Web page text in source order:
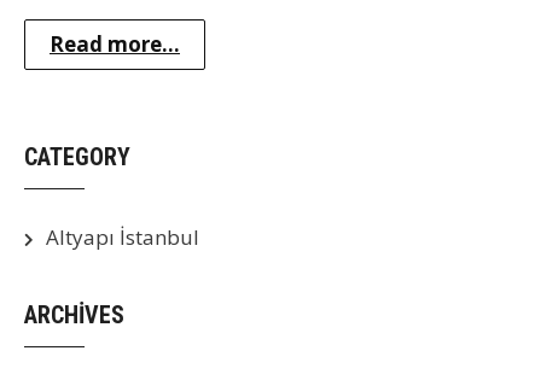
Read more...
CATEGORY
Altyapı İstanbul
ARCHIVES